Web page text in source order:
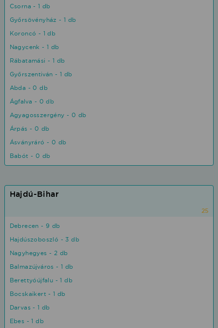
Csorna - 1 db
Győrsövényház - 1 db
Koroncó - 1 db
Nagycenk - 1 db
Rábatamási - 1 db
Győrszentiván - 1 db
Abda - 0 db
Ágfalva - 0 db
Agyagosszergény - 0 db
Árpás - 0 db
Ásványráró - 0 db
Babót - 0 db
Hajdú-Bihar
25
Debrecen - 9 db
Hajdúszoboszló - 3 db
Nagyhegyes - 2 db
Balmazújváros - 1 db
Berettyóújfalu - 1 db
Bocskaikert - 1 db
Darvas - 1 db
Ebes - 1 db